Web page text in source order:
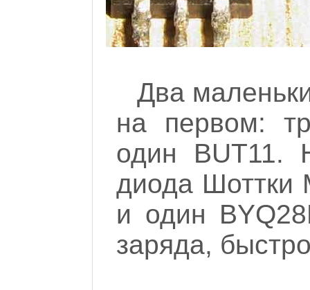
Два
на первом:
один BUT11.
диода Шоттки
и один
заряда,